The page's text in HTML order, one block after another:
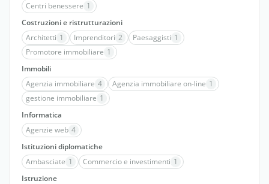
Centri benessere 1
Costruzioni e ristrutturazioni
Architetti 1 Imprenditori 2 Paesaggisti 1
Promotore immobiliare 1
Immobili
Agenzia immobiliare 4 Agenzia immobiliare on-line 1
gestione immobiliare 1
Informatica
Agenzie web 4
Istituzioni diplomatiche
Ambasciate 1 Commercio e investimenti 1
Istruzione